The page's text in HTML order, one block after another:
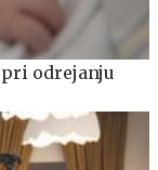
odrejanju